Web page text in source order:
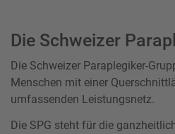
Die Schweizer
Die Schweizer Paraplegiker-
Menschen mit einer
umfassenden Leistungsnetz.
Die SPG steht für die